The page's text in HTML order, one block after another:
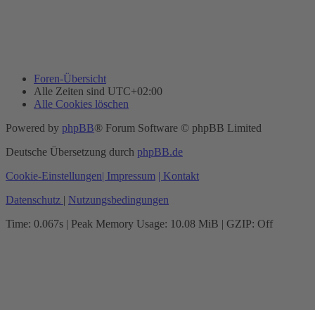
Foren-Übersicht
Alle Zeiten sind UTC+02:00
Alle Cookies löschen
Powered by phpBB® Forum Software © phpBB Limited
Deutsche Übersetzung durch phpBB.de
Cookie-Einstellungen| Impressum | Kontakt
Datenschutz | Nutzungsbedingungen
Time: 0.067s | Peak Memory Usage: 10.08 MiB | GZIP: Off